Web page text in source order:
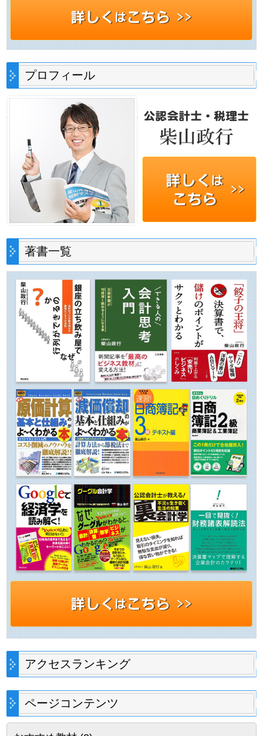
プロフィール
著書一覧
アクセスランキング
ページコンテンツ